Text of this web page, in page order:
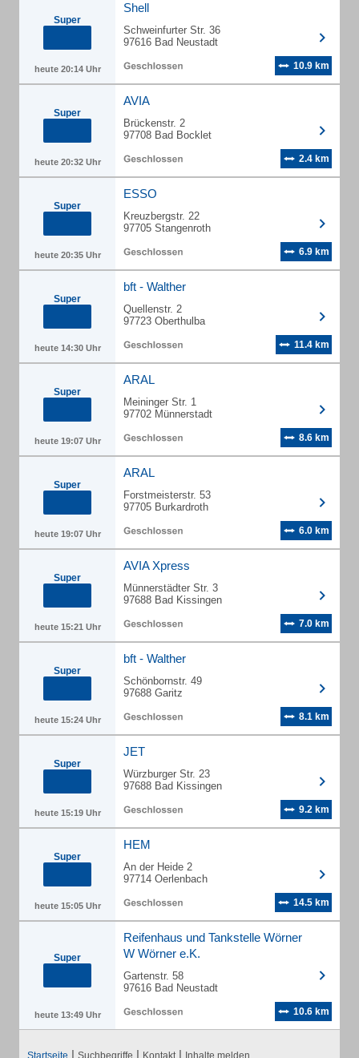
Super
heute 20:14 Uhr
Shell
Schweinfurter Str. 36
97616 Bad Neustadt
10.9 km
Super
heute 20:32 Uhr
AVIA
Brückenstr. 2
97708 Bad Bocklet
2.4 km
Super
heute 20:35 Uhr
ESSO
Kreuzbergstr. 22
97705 Stangenroth
6.9 km
Super
heute 14:30 Uhr
bft - Walther
Quellenstr. 2
97723 Oberthulba
11.4 km
Super
heute 19:07 Uhr
ARAL
Meininger Str. 1
97702 Münnerstadt
8.6 km
Super
heute 19:07 Uhr
ARAL
Forstmeisterstr. 53
97705 Burkardroth
6.0 km
Super
heute 15:21 Uhr
AVIA Xpress
Münnerstädter Str. 3
97688 Bad Kissingen
7.0 km
Super
heute 15:24 Uhr
bft - Walther
Schönbornstr. 49
97688 Garitz
8.1 km
Super
heute 15:19 Uhr
JET
Würzburger Str. 23
97688 Bad Kissingen
9.2 km
Super
heute 15:05 Uhr
HEM
An der Heide 2
97714 Oerlenbach
14.5 km
Super
heute 13:49 Uhr
Reifenhaus und Tankstelle Wörner
W Wörner e.K.
Gartenstr. 58
97616 Bad Neustadt
10.6 km
Startseite | Suchbegriffe | Kontakt | Inhalte melden